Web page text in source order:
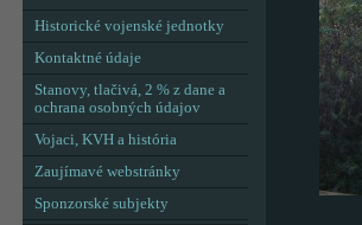
Historické vojenské jednotky
Kontaktné údaje
Stanovy, tlačivá, 2 % z dane a
ochrana osobných údajov
Vojaci, KVH a história
Zaujímavé webstránky
Sponzorské subjekty